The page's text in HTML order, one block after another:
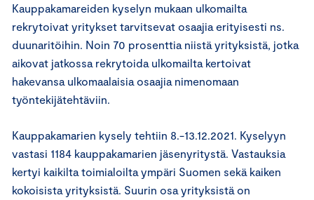
Kauppakamareiden kyselyn mukaan ulkomailta
rekrytoivat yritykset tarvitsevat osaajia erityisesti ns.
duunaritöihin. Noin 70 prosenttia niistä yrityksistä, jotka
aikovat jatkossa rekrytoida ulkomailta kertoivat
hakevansa ulkomaalaisia osaajia nimenomaan
työntekijätehtäviin.
Kauppakamarien kysely tehtiin 8.-13.12.2021. Kyselyyn
vastasi 1184 kauppakamarien jäsenyritystä. Vastauksia
kertyi kaikilta toimialoilta ympäri Suomen sekä kaiken
kokoisista yrityksistä. Suurin osa yrityksistä on